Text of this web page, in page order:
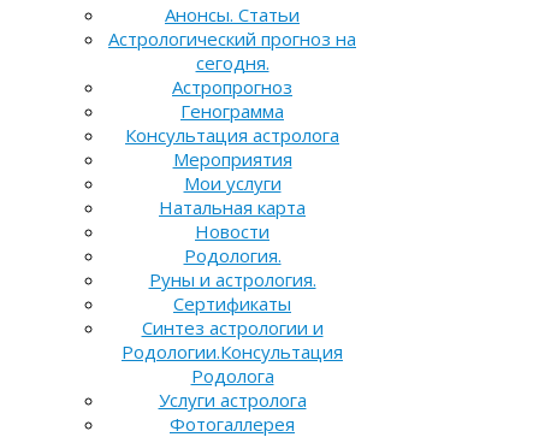
Анонсы. Статьи
Астрологический прогноз на
сегодня.
Астропрогноз
Генограмма
Консультация астролога
Мероприятия
Мои услуги
Натальная карта
Новости
Родология.
Руны и астрология.
Сертификаты
Синтез астрологии и
Родологии.Консультация
Родолога
Услуги астролога
Фотогаллерея